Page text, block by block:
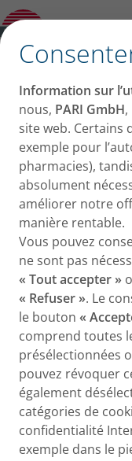
Information sur
nous, PARI GmbH
site web. Certains
exemple pour
pharmacies),
absolument
améliorer notre
manière rentable.
Vous pouvez
ne sont pas
« Tout accepter »
« Refuser ». Le
le bouton «
comprend toutes
présélectionnées
pouvez révoquer
également
catégories de
confidentialité
exemple dans le
PARI LC
SPRINT
PARI LC